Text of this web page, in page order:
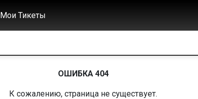
Мои Тикеты
ОШИБКА 404
К сожалению, страница не существует.